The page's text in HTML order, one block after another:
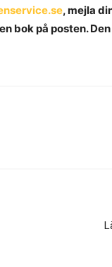
, mejla
bok på posten.